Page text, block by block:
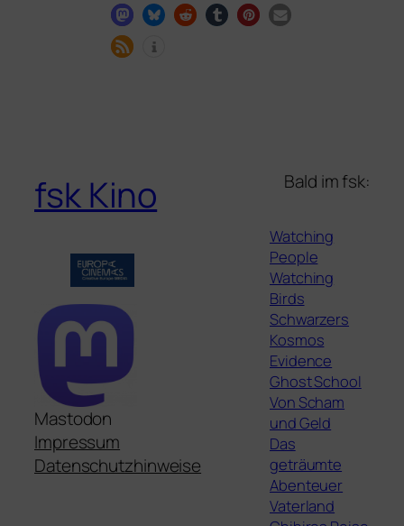
fsk Kino
Mastodon
Impressum
Datenschutzhinweise
Bald im fsk:
Watching
People
Watching
Birds
Schwarzers
Kosmos
Evidence
Ghost School
Von Scham
und Geld
Das
geträumte
Abenteuer
Vaterland